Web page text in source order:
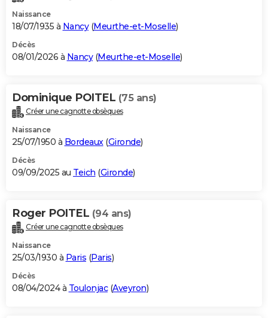
Dictionnaire
Biographies
Citations
Expressions
Proverbes
PROGRAMME TV
S'inscrire
Se connecter
Lycées
Collèges
Primaires
Universités
Entreprises
Service militaire
Avis de recherche
AVIS DE DÉCÈS
Bricolage
Lifestyle
Culture
Sport
Auto
Television
Voyage
Cinema
Naissance
18/07/1935 à Nancy(Meurthe-et-Moselle)
Décès
08/01/2026 à Nancy(Meurthe-et-Moselle)
Dominique POITEL (75 ans)
Créer une cagnotte obsèques
Naissance
25/07/1950 à Bordeaux(Gironde)
Décès
09/09/2025 au Teich (Gironde)
Roger POITEL (94 ans)
Créer une cagnotte obsèques
Naissance
25/03/1930 à Paris (Paris)
Décès
08/04/2024 à Toulonjac(Aveyron)